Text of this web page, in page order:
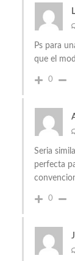
Ps para
que el
0
Seria
perfecta
0